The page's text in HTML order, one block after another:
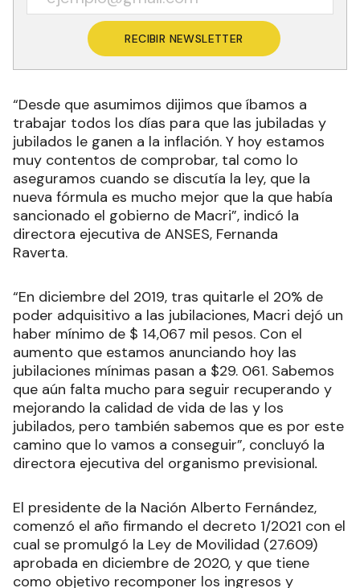
RECIBIR NEWSLETTER
“Desde que asumimos dijimos que íbamos a
trabajar todos los días para que las jubiladas y
jubilados le ganen a la inflación. Y hoy estamos
muy contentos de comprobar, tal como lo
aseguramos cuando se discutía la ley, que la
nueva fórmula es mucho mejor que la que había
sancionado el gobierno de Macri”, indicó la
directora ejecutiva de ANSES, Fernanda
Raverta.
“En diciembre del 2019, tras quitarle el 20% de
poder adquisitivo a las jubilaciones, Macri dejó un
haber mínimo de $ 14,067 mil pesos. Con el
aumento que estamos anunciando hoy las
jubilaciones mínimas pasan a $29. 061. Sabemos
que aún falta mucho para seguir recuperando y
mejorando la calidad de vida de las y los
jubilados, pero también sabemos que es por este
camino que lo vamos a conseguir”, concluyó la
directora ejecutiva del organismo previsional.
El presidente de la Nación Alberto Fernández,
comenzó el año firmando el decreto 1/2021 con el
cual se promulgó la Ley de Movilidad (27.609)
aprobada en diciembre de 2020, y que tiene
como objetivo recomponer los ingresos y